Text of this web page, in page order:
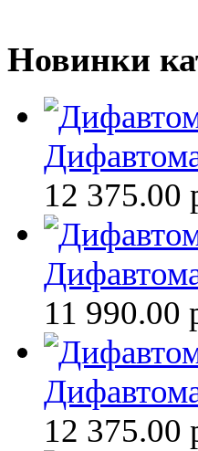
Новинки
12 375.00
11 990.00
12 375.00